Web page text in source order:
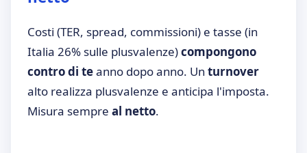
Costi (TER, spread, commissioni) e tasse (in
Italia 26% sulle plusvalenze)compongono
contro di teanno dopo anno. Un turnover
alto realizza plusvalenze e anticipa l'imposta.
Misura sempre al netto.